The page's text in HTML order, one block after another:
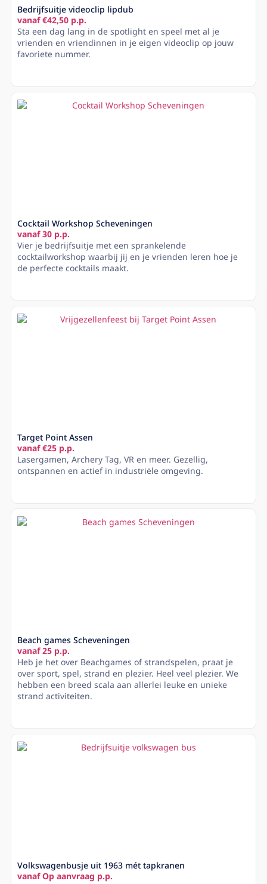
Bedrijfsuitje videoclip lipdub
vanaf €42,50 p.p.
Sta een dag lang in de spotlight en speel met al je
vrienden en vriendinnen in je eigen videoclip op jouw
favoriete nummer.
Cocktail Workshop Scheveningen
vanaf 30 p.p.
Vier je bedrijfsuitje met een sprankelende
cocktailworkshop waarbij jij en je vrienden leren hoe je
de perfecte cocktails maakt.
Target Point Assen
vanaf €25 p.p.
Lasergamen, Archery Tag, VR en meer. Gezellig,
ontspannen en actief in industriële omgeving.
Beach games Scheveningen
vanaf 25 p.p.
Heb je het over Beachgames of strandspelen, praat je
over sport, spel, strand en plezier. Heel veel plezier. We
hebben een breed scala aan allerlei leuke en unieke
strand activiteiten.
Volkswagenbusje uit 1963 mét tapkranen
vanaf Op aanvraag p.p.